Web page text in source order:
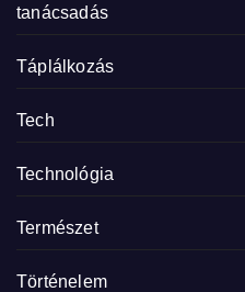
tanácsadás
Táplálkozás
Tech
Technológia
Természet
Történelem